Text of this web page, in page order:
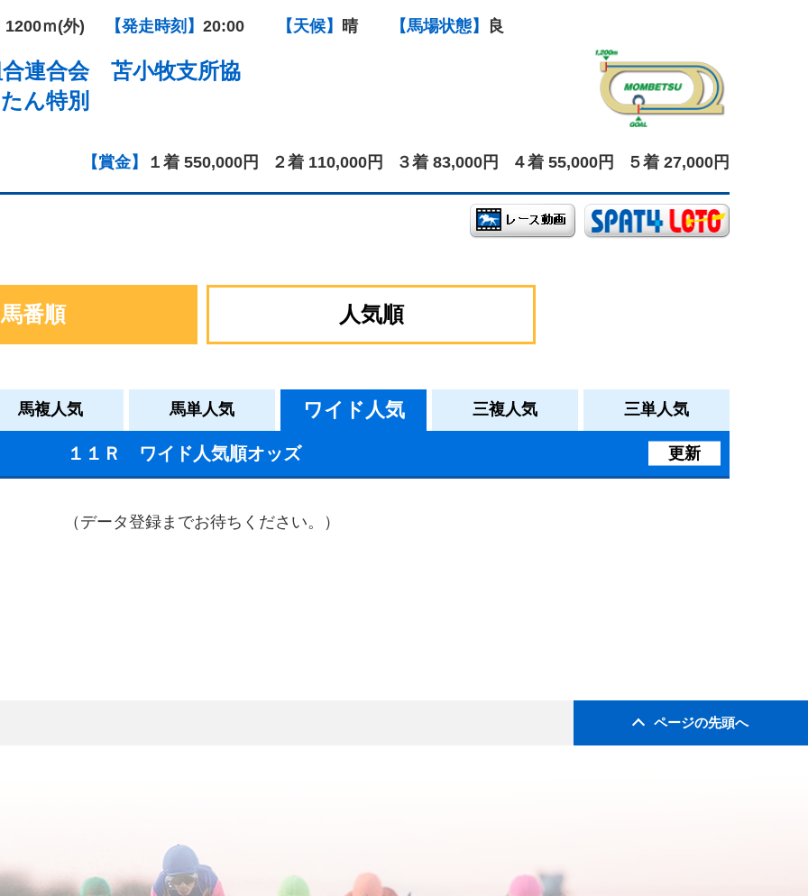
1200ｍ(外) 【発走時刻】 20:00 【天候】 晴 【馬場状態】 良
連合会 苫小牧支所協
ん特別
【賞金】 １着 550,000円 ２着 110,000円 ３着 83,000円 ４着 55,000円 ５着 27,000円
馬番順 人気順
馬複人気 馬単人気 ワイド人気 三複人気 三単人気
１１Ｒ ワイド人気順オッズ 更新
（データ登録までお待ちください。）
ページの先頭へ